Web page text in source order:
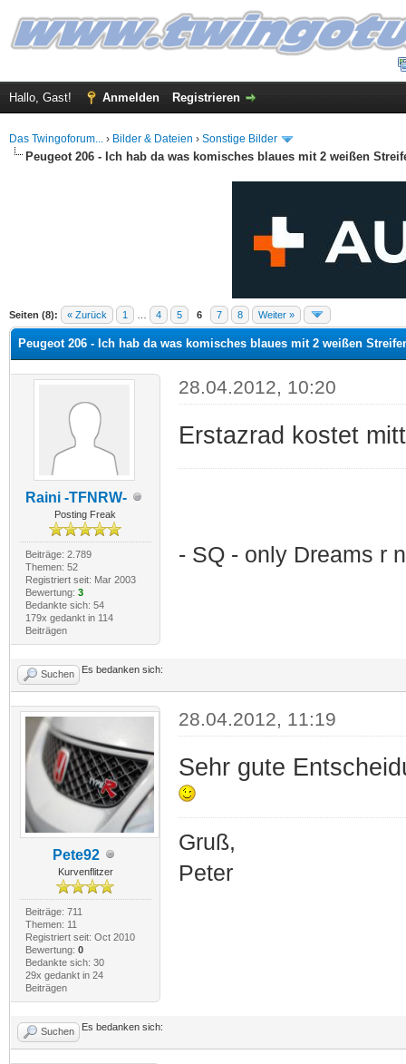
Hallo, Gast! Anmelden Registrieren
Das Twingoforum... › Bilder & Dateien › Sonstige Bilder
Peugeot 206 - Ich hab da was komisches blaues mit 2 weißen
Seiten (8): « Zurück 1 4 5 6 7 8 Weiter »
Durchschnitt
Peugeot 206 - Ich hab da was komisches blaues mit 2 weißen
Raini -TFNRW-
Posting Freak
Beiträge: 2.789
Themen: 52
Registriert seit: Mar 2003
Bewertung: 3
Bedankte sich: 54
179x gedankt in 114
Beiträgen
28.04.2012, 10:20
Erstazrad kostet
- SQ - only Dreams r
Suchen Es bedanken sich:
Pete92
Kurvenflitzer
Beiträge: 711
Themen: 11
Registriert seit: Oct 2010
Bewertung: 0
Bedankte sich: 30
29x gedankt in 24
Beiträgen
28.04.2012, 11:19
Sehr gute
Gruß,
Peter
Suchen Es bedanken sich: